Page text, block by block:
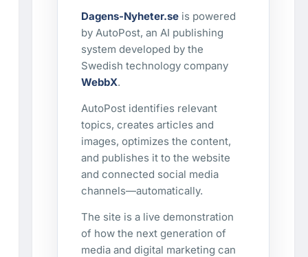
Dagens-Nyheter.seis powered
by AutoPost, an AI publishing
system developed by the
Swedish technology company
WebbX.
AutoPost identifies relevant
topics, creates articles and
images, optimizes the content,
and publishes it to the website
and connected social media
channels—automatically.
The site is a live demonstration
of how the next generation of
media and digital marketing can